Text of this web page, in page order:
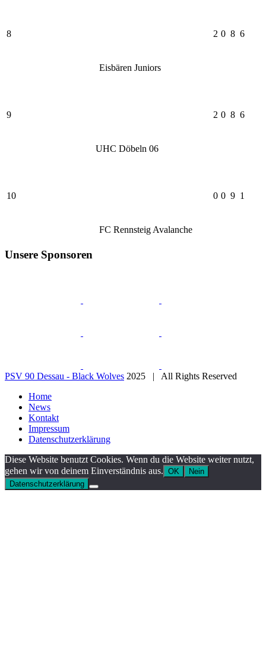
8
Eisbären Juniors
2 0 8 6
9
UHC Döbeln 06
2 0 8 6
10
FC Rennsteig Avalanche
0 0 9 1
Unsere Sponsoren
PSV 90 Dessau - Black Wolves 2025 | All Rights Reserved
Home
News
Kontakt
Impressum
Datenschutzerklärung
Diese Website benutzt Cookies. Wenn du die Website weiter nutzt,
gehen wir von deinem Einverständnis aus. OK
Nein
Datenschutzerklärung